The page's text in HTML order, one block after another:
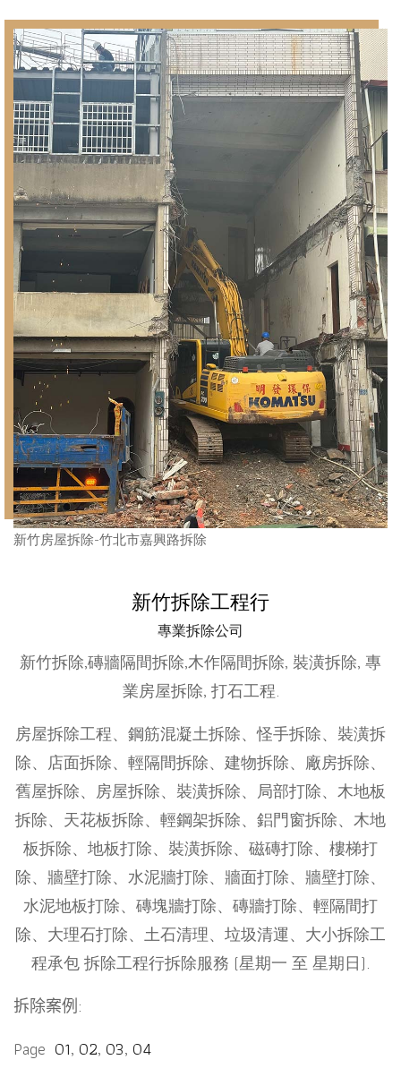
新竹房屋拆除-竹北市嘉興路拆除
新竹拆除工程行
專業拆除公司
新竹拆除,磚牆隔間拆除,木作隔間拆除, 裝潢拆除, 專
業房屋拆除, 打石工程.
房屋拆除工程、鋼筋混凝土拆除、怪手拆除、裝潢拆
除、店面拆除、輕隔間拆除、建物拆除、廠房拆除、
舊屋拆除、房屋拆除、裝潢拆除、局部打除、木地板
拆除、天花板拆除、輕鋼架拆除、鋁門窗拆除、木地
板拆除、地板打除、裝潢拆除、磁磚打除、樓梯打
除、牆壁打除、水泥牆打除、牆面打除、牆壁打除、
水泥地板打除、磚塊牆打除、磚牆打除、輕隔間打
除、大理石打除、土石清理、垃圾清運、大小拆除工
程承包 拆除工程行拆除服務 (星期一 至 星期日).
拆除案例:
Page 01, 02, 03, 04